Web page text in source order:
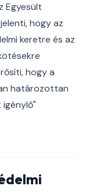
Egyesült
hogy az
keretre és az
hogy a
határozottan